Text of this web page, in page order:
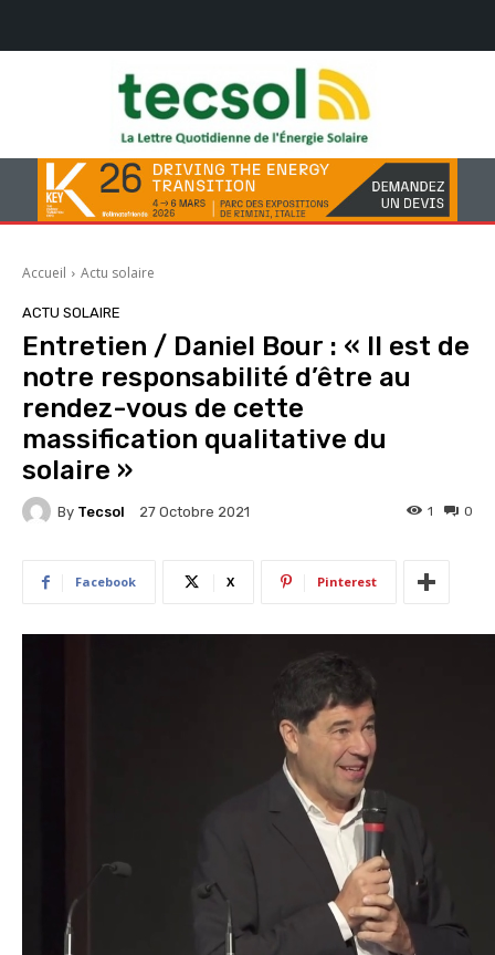
Accueil Actu solaire
ACTU SOLAIRE
Entretien / Daniel Bour : « Il est de
notre responsabilité d’être au
rendez-vous de cette
massification qualitative du
solaire »
By Tecsol 27 Octobre 2021 0
1
Facebook X Pinterest